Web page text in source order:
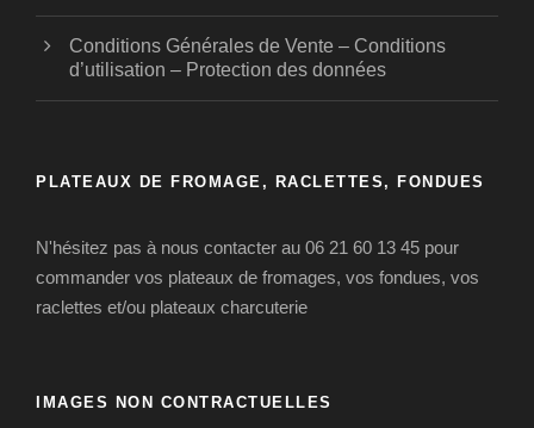
Conditions Générales de Vente – Conditions
d’utilisation – Protection des données
PLATEAUX DE FROMAGE, RACLETTES, FONDUES
N'hésitez pas à nous contacter au 06 21 60 13 45 pour
commander vos plateaux de fromages, vos fondues, vos
raclettes et/ou plateaux charcuterie
IMAGES NON CONTRACTUELLES